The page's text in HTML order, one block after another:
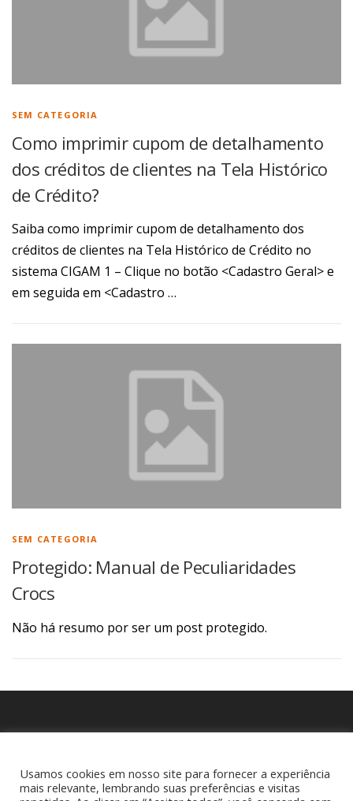
SEM CATEGORIA
Como imprimir cupom de detalhamento
dos créditos de clientes na Tela Histórico
de Crédito?
Saiba como imprimir cupom de detalhamento dos
créditos de clientes na Tela Histórico de Crédito no
sistema CIGAM 1 – Clique no botão <Cadastro Geral> e
em seguida em <Cadastro …
SEM CATEGORIA
Protegido: Manual de Peculiaridades
Crocs
Não há resumo por ser um post protegido.
Usamos cookies em nosso site para fornecer a experiência
mais relevante, lembrando suas preferências e visitas